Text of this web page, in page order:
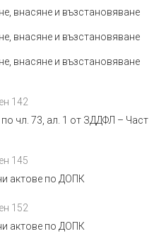
внасяне и възстановяване
внасяне и възстановяване
внасяне и възстановяване
142
чл. 73, ал. 1 от ЗДДФЛ – Част
145
актове по ДОПК
152
актове по ДОПК